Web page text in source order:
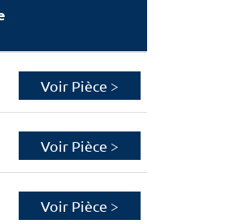
Voir Pièce >
Voir Pièce >
Voir Pièce >